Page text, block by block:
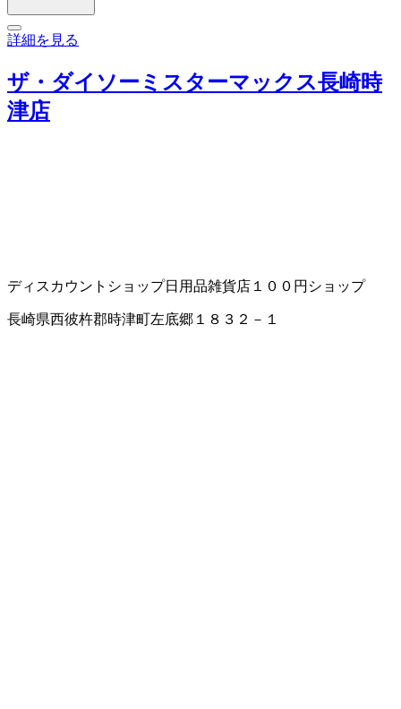
詳細を見る
ザ・ダイソーミスターマックス長崎時
津店
ディスカウントショップ日用品雑貨店 １００円ショップ
長崎県西彼杵郡時津町左底郷１８３２－１